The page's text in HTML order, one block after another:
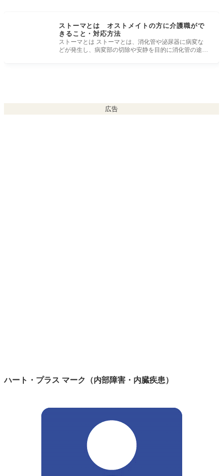
ストーマとは オストメイトの方に介護職がで
きること・対応方法
ストーマとは ストーマとは、消化管や泌尿器に病変な
どが発生し、病変部の切除や安静を目的に消化管の途中
広告
ハート・プラス マーク（内部障害・内臓疾患）